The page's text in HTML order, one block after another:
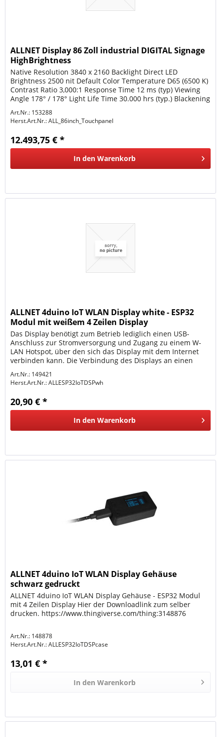
ALLNET Display 86 Zoll industrial DIGITAL Signage
HighBrightness
Native Resolution 3840 x 2160 Backlight Direct LED
Brightness 2500 nit Default Color Temperature D65 (6500 K)
Contrast Ratio 3,000:1 Response Time 12 ms (typ) Viewing
Angle 178° / 178° Light Life Time 30.000 hrs (typ.) Blackening
Art.Nr.: 153288
Herst.Art.Nr.:ALL_86inch_Touchpanel
12.493,75 € *
In den Warenkorb
ALLNET 4duino IoT WLAN Display white - ESP32
Modul mit weißem 4 Zeilen Display
Das Display benötigt zum Betrieb lediglich einen USB-
Anschluss zur Stromversorgung und Zugang zu einem W-
LAN Hotspot, über den sich das Display mit dem Internet
verbinden kann. Die Verbindung des Displays an einen
Art.Nr.: 149421
Herst.Art.Nr.:ALLESP32IoTDSPwh
20,90 € *
In den Warenkorb
ALLNET 4duino IoT WLAN Display Gehäuse
schwarz gedruckt
ALLNET 4duino IoT WLAN Display Gehäuse - ESP32 Modul
mit 4 Zeilen Display Hier der Downloadlink zum selber
drucken. https://www.thingiverse.com/thing:3148876
Art.Nr.: 148878
Herst.Art.Nr.:ALLESP32IoTDSPcase
13,01 € *
In den Warenkorb